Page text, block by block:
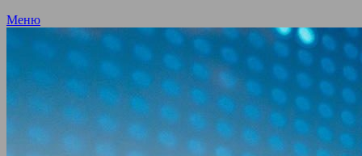
Меню